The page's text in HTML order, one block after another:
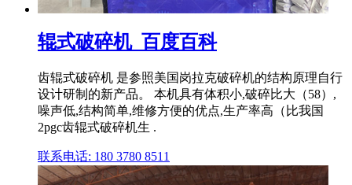
辊式破碎机_百度百科
齿辊式破碎机 是参照美国岗拉克破碎机的结构原理自行
设计研制的新产品。 本机具有体积小,破碎比大（58）,
噪声低,结构简单,维修方便的优点,生产率高（比我国
2pgc齿辊式破碎机生 .
联系电话: 180 3780 8511